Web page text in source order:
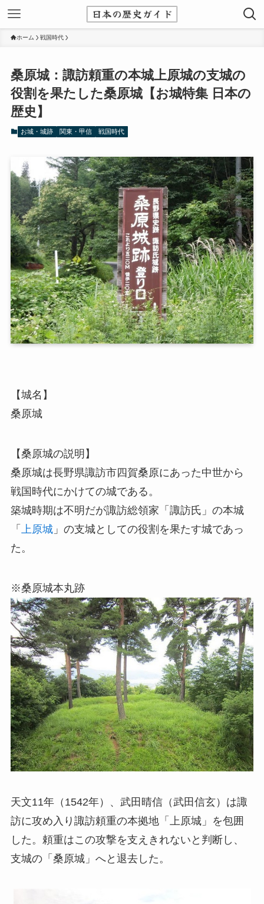
ホーム 戦国時代
桑原城：諏訪頼重の本城上原城の支城の
役割を果たした桑原城【お城特集 日本の
歴史】
お城・城跡 関東・甲信 戦国時代
【城名】
桑原城
【桑原城の説明】
桑原城は長野県諏訪市四賀桑原にあった中世から
戦国時代にかけての城である。
築城時期は不明だが諏訪総領家「諏訪氏」の本城
「 上原城」の支城としての役割を果たす城であっ
た。
※桑原城本丸跡
天文11年（1542年）、武田晴信（武田信玄）は諏
訪に攻め入り諏訪頼重の本拠地「上原城」を包囲
した。頼重はこの攻撃を支えきれないと判断し、
支城の「桑原城」へと退去した。